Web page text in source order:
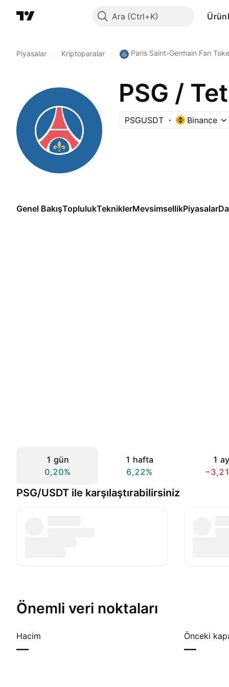
Ara
Piyasalar Kriptoparalar Paris Saint-Germain Fan
PSG /
PSGUSDT Binance
Genel BakışToplulukTekniklerMevsimsellikPiyasalar
1 gün
0,20%
1 hafta
6,22%
1 ay
PSG/USDT ile karşılaştırabilirsiniz
Önemli veri noktaları
Hacim
—
Önceki
—